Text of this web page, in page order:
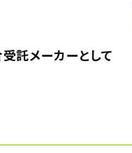
託メーカーとして